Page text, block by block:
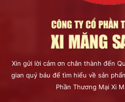
Xin gửi lời cảm ơn chân thành đến
gian quý báu để tìm hiểu về sản
Phần Thương Mại Xi